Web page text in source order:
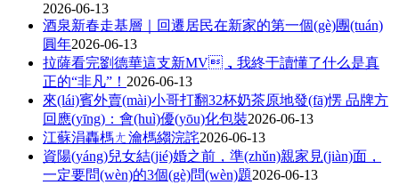
2026-06-13
酒泉新春走基層｜回遷居民在新家的第一個(gè)團(tuán)
圓年2026-06-13
拉薩看完劉德華這支新MV，我終于讀懂了什么是真
正的“非凡”！ 2026-06-13
來(lái)賓外賣(mài)小哥打翻32杯奶茶原地發(fā)愣 品牌方
回應(yīng)：會(huì)優(yōu)化包裝2026-06-13
江蘇涓轟榪ㄤ瀹榪縐浣詫2026-06-13
資陽(yáng)兒女結(jié)婚之前，準(zhǔn)親家見(jiàn)面，
一定要問(wèn)的3個(gè)問(wèn)題2026-06-13